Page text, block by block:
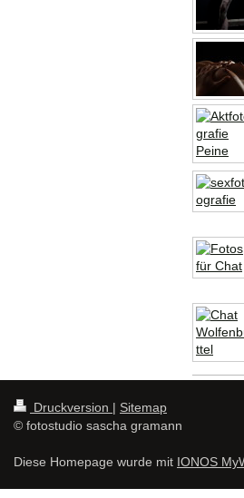
Druckversion | Sitemap
© fotostudio sascha gramann
Diese Homepage wurde mit IONOS